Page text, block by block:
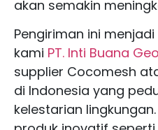
akan semakin
Pengiriman ini
kami PT. Inti Buana
supplier Cocomesh
di Indonesia yang
kelestarian